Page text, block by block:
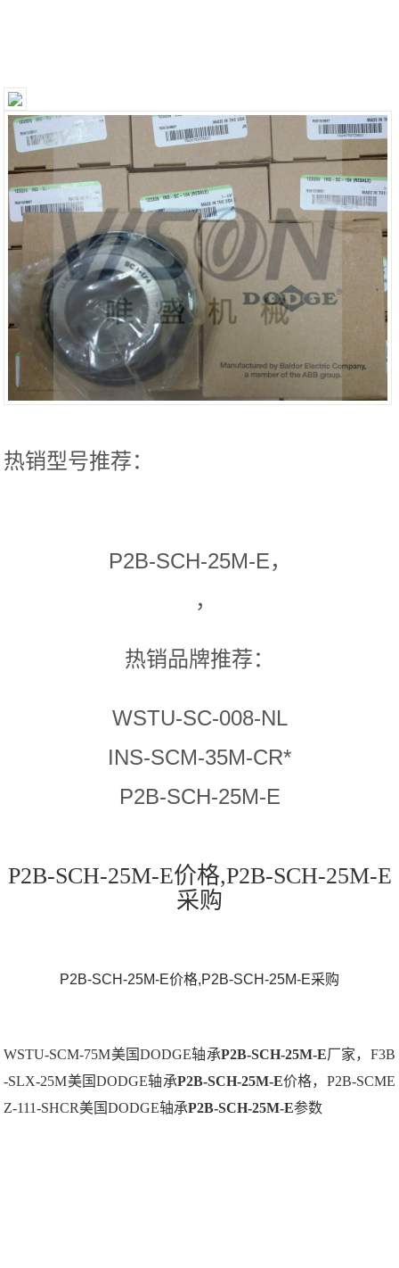
热销型号推荐：
P2B-SCH-25M-E，
，
热销品牌推荐：
WSTU-SC-008-NL
INS-SCM-35M-CR*
P2B-SCH-25M-E
P2B-SCH-25M-E价格,P2B-SCH-25M-E
采购
P2B-SCH-25M-E价格,P2B-SCH-25M-E采购
WSTU-SCM-75M美国DODGE轴承P2B-SCH-25M-E厂家，F3B
-SLX-25M美国DODGE轴承P2B-SCH-25M-E价格，P2B-SCME
Z-111-SHCR美国DODGE轴承P2B-SCH-25M-E参数